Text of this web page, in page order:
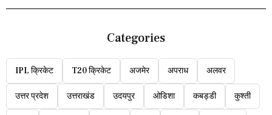
Categories
IPL क्रिकेट T20 क्रिकेट अजमेर अपराध अलवर
उत्तर प्रदेश उत्तराखंड उदयपुर ओडिशा कबड्डी कुश्ती